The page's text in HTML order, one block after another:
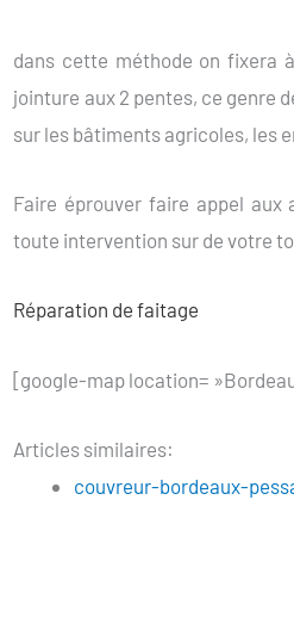
dans cette méthode on fixera
jointure aux 2 pentes, ce genre
sur les bâtiments agricoles, les
Faire éprouver faire appel
toute intervention sur de votre
Réparation de faitage
[google-map location=
Articles similaires:
couvreur-bordeaux-